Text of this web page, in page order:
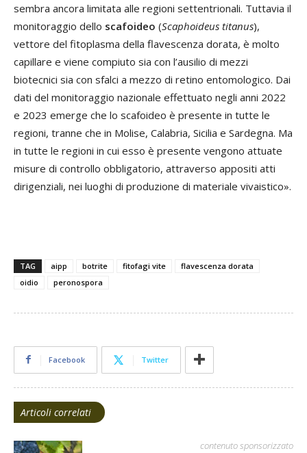
sembra ancora limitata alle regioni settentrionali. Tuttavia il
monitoraggio dello scafoideo (Scaphoideus titanus),
vettore del fitoplasma della flavescenza dorata, è molto
capillare e viene compiuto sia con l’ausilio di mezzi
biotecnici sia con sfalci a mezzo di retino entomologico. Dai
dati del monitoraggio nazionale effettuato negli anni 2022
e 2023 emerge che lo scafoideo è presente in tutte le
regioni, tranne che in Molise, Calabria, Sicilia e Sardegna. Ma
in tutte le regioni in cui esso è presente vengono attuate
misure di controllo obbligatorio, attraverso appositi atti
dirigenziali, nei luoghi di produzione di materiale vivaistico».
TAG aipp botrite fitofagi vite
flavescenza dorata
oidio
peronospora
Facebook Twitter
Articoli correlati
contenuto sponsorizzato